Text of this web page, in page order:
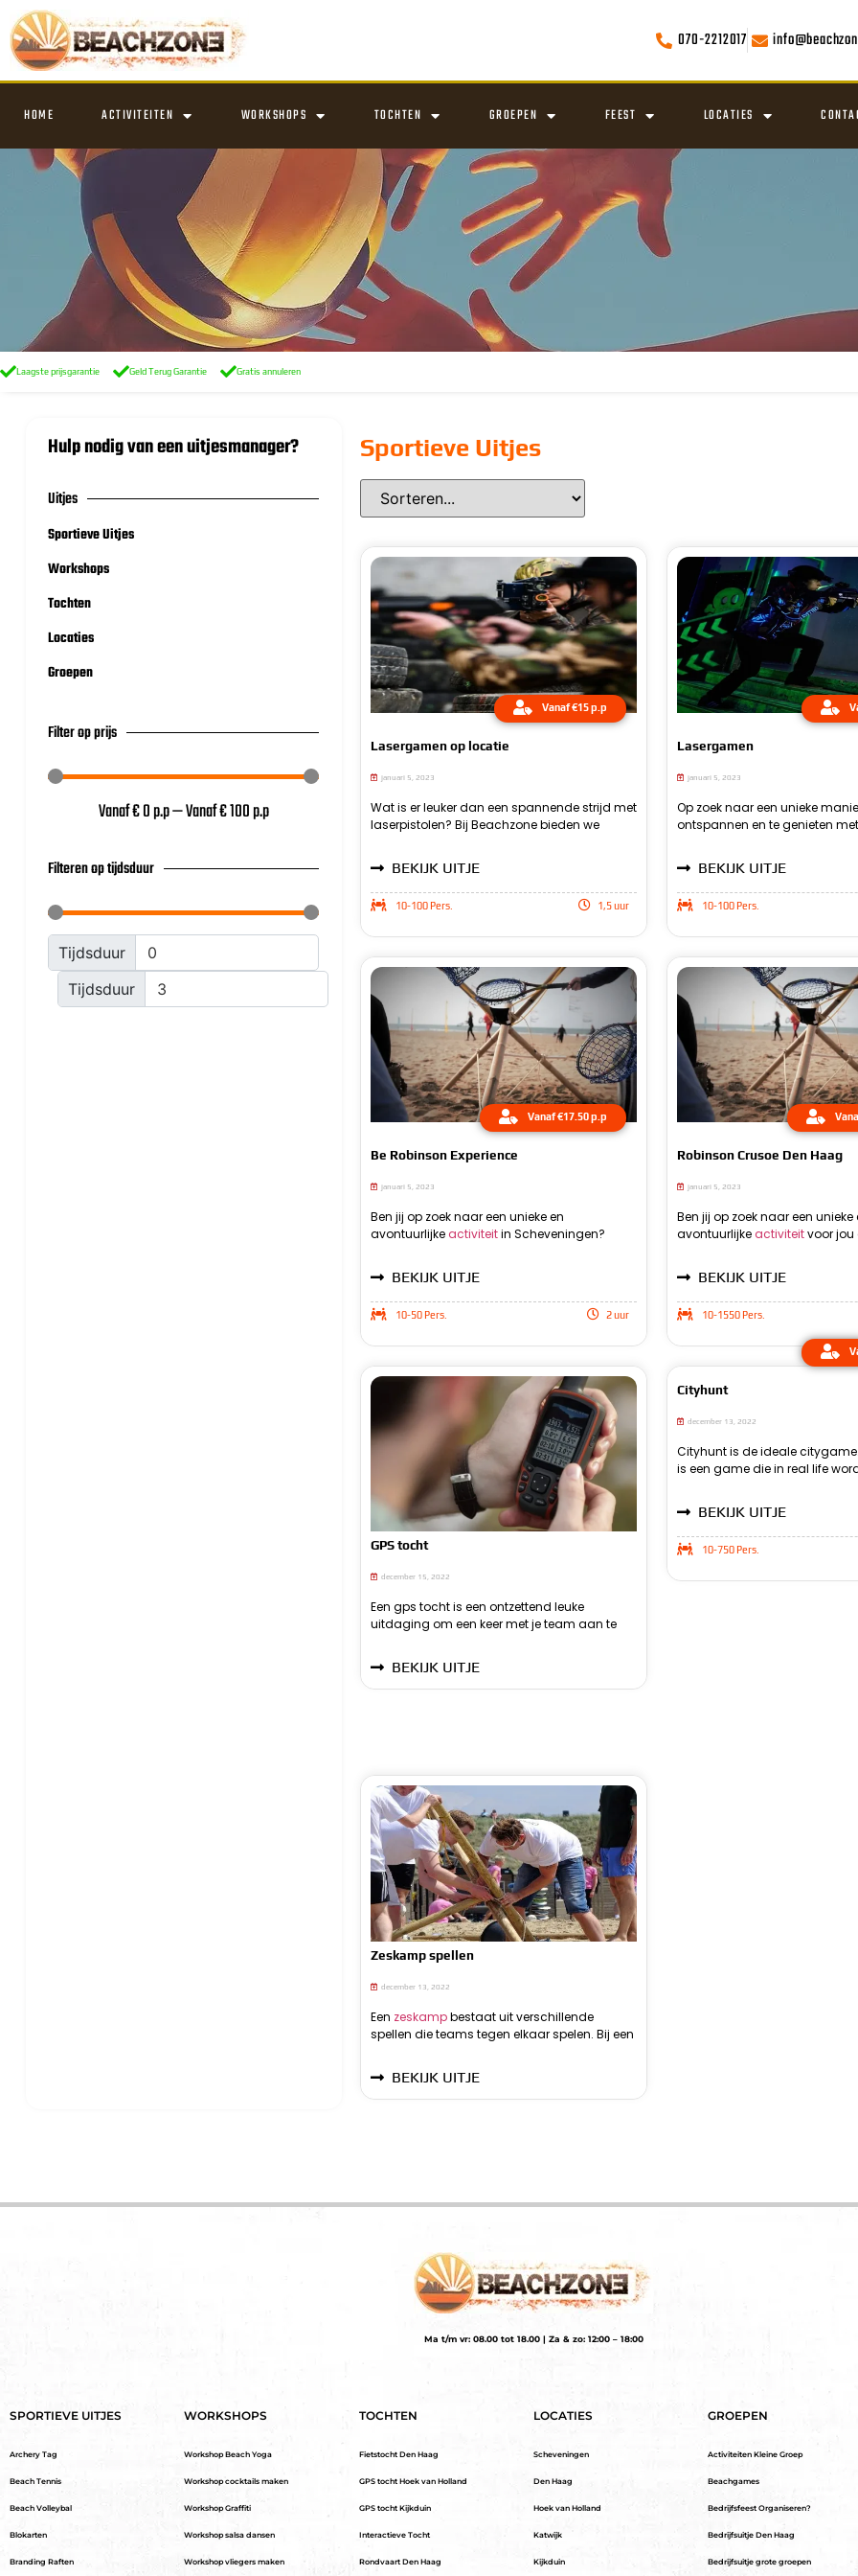
070-2212017
HOME ACTIVITEITEN WORKSHOPS TOCHTEN GROEPEN FEEST LOCATIES
Laagste prijsgarantie Geld Terug Garantie Gratis annuleren
Hulp nodig van een uitjesmanager?
Uitjes
Sportieve Uitjes
Workshops
Tochten
Locaties
Groepen
Filter op prijs
Vanaf €0p.p—Vanaf €100p.p
Filteren op tijdsduur
Tijdsduur
Tijdsduur
Sportieve Uitjes
Vanaf €15 p.p
Lasergamen op locatie
januari 5, 2023
Wat is er leuker dan een spannende strijd met
laserpistolen? Bij Beachzone bieden we
lasergamen op locatie aan voor een
onvergetelijke ervaring met vrienden, familie
BEKIJK UITJE
10-100 Pers. 1,5 uur
Lasergamen
januari 5, 2023
Op zoek naar een unieke
ontspannen en te genieten
familie of collega’s in Den Haag?
lasergamen bij
professioneel uitgeruste
bieden een realistische
enerverende en tactische
BEKIJK UITJE
10-100 Pers.
Vanaf €17.50 p.p
Be Robinson Experience
januari 5, 2023
Ben jij op zoek naar een unieke en
avontuurlijkeactiviteitin Scheveningen?
Beachzone biedt de mogelijkheid
Robinson Experience te beleven. Tijdens deze
activiteit zul je samen met je groep
onbewoond eiland aan land gaan en de
BEKIJK UITJE
10-50 Pers. 2 uur
Robinson Crusoe Den Haag
januari 5, 2023
Ben jij op zoek naar een unieke
avontuurlijkeactiviteitvoor jou
mogelijkheid
Tijdens deze
gaan en de
BEKIJK UITJE
10-1550 Pers.
GPS tocht
december 15, 2022
Een gps tocht is een ontzettend leuke
uitdaging om een keer met je team aan te
gaan. Dit kan zijn met een team vol collega’s
of juist met al je vrienden. De gps tocht kan
voor ieder team op een makkelijke manier
BEKIJK UITJE
Cityhunt
december 13, 2022
Cityhunt is de ideale
is een game die in real life
gaat echt de stad in om
dingen te ontdekken. Bij
geval. Je gaat samen met
verschillende opdrachten
BEKIJK UITJE
10-750 Pers.
Zeskamp spellen
december 13, 2022
Een zeskampbestaat uit verschillende
spellen die teams tegen elkaar spelen. Bij een
zeskamp gaat het uiteraard om zes
verschillende spellen. De spellen speel je
BEKIJK UITJE
Ma t/m vr: 08.00 tot 18.00 | Za & zo: 12:00 – 18:00
SPORTIEVE UITJES
Archery Tag
Beach Tennis
Beach Volleybal
Blokarten
Branding Raften
WORKSHOPS
Workshop Beach Yoga
Workshop cocktails maken
Workshop Graffiti
Workshop salsa dansen
Workshop vliegers maken
TOCHTEN
Fietstocht Den Haag
GPS tocht Hoek van Holland
GPS tocht Kijkduin
Interactieve Tocht
Rondvaart Den Haag
LOCATIES
Scheveningen
Den Haag
Hoek van Holland
Katwijk
Kijkduin
GROEPEN
Activiteiten Kleine Groep
Beachgames
Bedrijfsfeest Organiseren?
Bedrijfsuitje Den Haag
Bedrijfsuitje grote groepen